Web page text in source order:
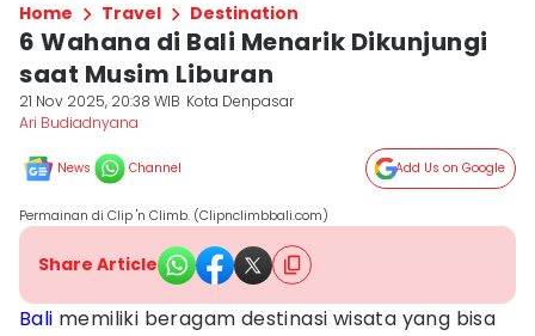
Home Travel Destination
6 Wahana di Bali Menarik Dikunjungi
saat Musim Liburan
21 Nov 2025, 20:38 WIB Kota Denpasar
Ari Budiadnyana
News Channel Add Us on Google
Permainan di Clip 'n Climb. (Clipnclimbbali.com)
Share Article
Bali memiliki beragam destinasi wisata yang bisa